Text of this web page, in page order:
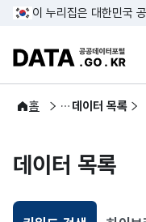
이 누리집은 대한민국
DATA.GO.KR
홈
공공데이터 데이터 목록
데이터 목록